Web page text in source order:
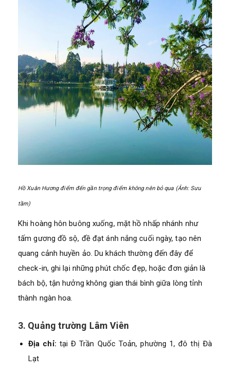
Hồ Xuân Hương điểm đến gần trọng điểm không nên bỏ qua (Ảnh: Sưu
tầm)
Khi hoàng hôn buông xuống, mặt hồ nhấp nhánh như
tấm gương đồ sộ, đề đạt ánh nắng cuối ngày, tạo nên
quang cảnh huyền ảo. Du khách thường đến đây để
check-in, ghi lại những phút chốc đẹp, hoặc đơn giản là
bách bộ, tận hưởng không gian thái bình giữa lòng tỉnh
thành ngàn hoa.
3. Quảng trường Lâm Viên
Địa chỉ: tại Đ Trần Quốc Toản, phường 1, đô thị Đà
Lạt